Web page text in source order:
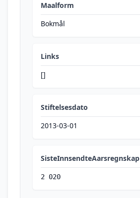
Maalform
Bokmål
Links
[]
Stiftelsesdato
2013-03-01
SisteInnsendteAarsregnskap
2 020